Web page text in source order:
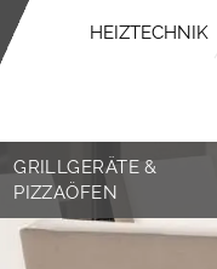
HEIZTECHNIK
GRILLGERÄTE &
PIZZAÖFEN